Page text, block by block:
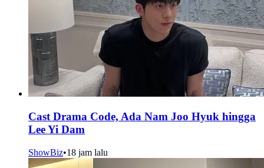
Cast Drama Code, Ada Nam Joo Hyuk hingga
Lee Yi Dam
ShowBiz•18 jam lalu